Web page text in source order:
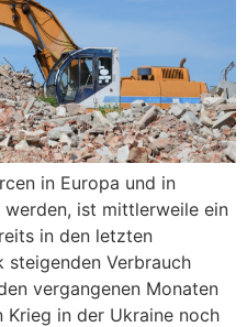
in Europa und in
ist mittlerweile ein
in den letzten
steigenden Verbrauch
vergangenen Monaten
Krieg in der Ukraine noch